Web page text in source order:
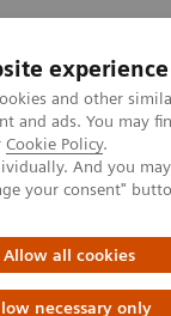
experience
and other
and ads. You may
Cookie Policy.
And you
your consent"
Allow all cookies
necessary only
og
for your